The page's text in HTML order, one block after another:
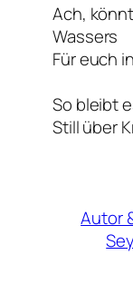
Ach,
Wassers
Für euch
So bleibt
Still über
Autor